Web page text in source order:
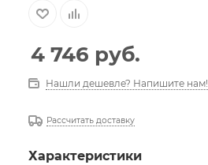
4 746 руб.
Нашли дешевле? Напишите нам!
Рассчитать доставку
Характеристики